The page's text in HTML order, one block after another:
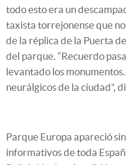
todo esto era un
taxista torrejonense que
de la réplica de la Puerta
del parque. “Recuerdo
levantado los
neurálgicos de la ciudad”,
Parque Europa apareció
informativos de toda